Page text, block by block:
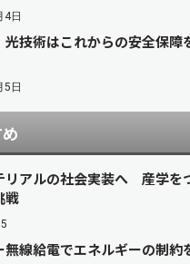
4日
光技術はこれからの安全保障
5日
リアルの社会実装へ 産学を
戦
無線給電でエネルギーの制約